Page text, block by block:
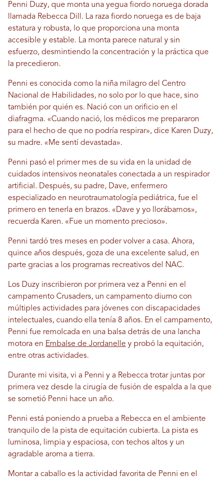
Penni Duzy, que monta una yegua fiordo noruega dorada
llamada Rebecca Dill. La raza fiordo noruega es de baja
estatura y robusta, lo que proporciona una monta
accesible y estable. La monta parece natural y sin
esfuerzo, desmintiendo la concentración y la práctica que
la precedieron.
Penni es conocida como la niña milagro del Centro
Nacional de Habilidades, no solo por lo que hace, sino
también por quién es. Nació con un orificio en el
diafragma. «Cuando nació, los médicos me prepararon
para el hecho de que no podría respirar», dice Karen Duzy,
su madre. «Me sentí devastada».
Penni pasó el primer mes de su vida en la unidad de
cuidados intensivos neonatales conectada a un respirador
artificial. Después, su padre, Dave, enfermero
especializado en neurotraumatología pediátrica, fue el
primero en tenerla en brazos. «Dave y yo llorábamos»,
recuerda Karen. «Fue un momento precioso».
Penni tardó tres meses en poder volver a casa. Ahora,
quince años después, goza de una excelente salud, en
parte gracias a los programas recreativos del NAC.
Los Duzy inscribieron por primera vez a Penni en el
campamento Crusaders, un campamento diurno con
múltiples actividades para jóvenes con discapacidades
intelectuales, cuando ella tenía 8 años. En el campamento,
Penni fue remolcada en una balsa detrás de una lancha
motora en Embalse de Jordanelle y probó la equitación,
entre otras actividades.
Durante mi visita, vi a Penni y a Rebecca trotar juntas por
primera vez desde la cirugía de fusión de espalda a la que
se sometió Penni hace un año.
Penni está poniendo a prueba a Rebecca en el ambiente
tranquilo de la pista de equitación cubierta. La pista es
luminosa, limpia y espaciosa, con techos altos y un
agradable aroma a tierra.
Montar a caballo es la actividad favorita de Penni en el